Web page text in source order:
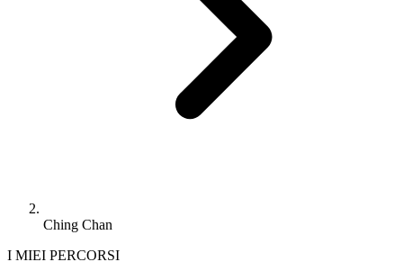
Ching Chan
I MIEI PERCORSI